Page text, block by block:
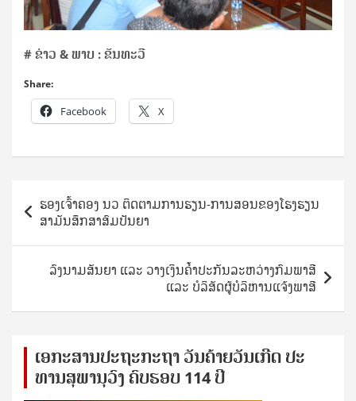
# ຂ່າວ & ພາບ : ຂັນທະວີ
Share:
Facebook X
navigation
ຮອງເຈົ້າຄອງ ນວ ຕິດຕາມການຮຽນ-ການສອນຂອງໂຮງຮຽນ
ສາມັນສຶກສາສົມປັນຍາ
ລົງນາມສັນຍາ ແລະ ວາງເງິນຄໍ້າປະກັນລະຫວ່າງກົມພາສີ
ແລະ ບໍລິສັດຜູ້ບໍລິຫານແຈ້ງພາສີ
ເອ​ກະ​ສານ​ປະ​ຖະ​ກະ​ຖ​າ ວັນ​ຄ້າຍ​ວັນ​ເກີດ ປ​ະ​
ທານ​ສຸ​ພາ​ນຸ​ວົງ ຄົບ​ຮອບ 114 ປີ